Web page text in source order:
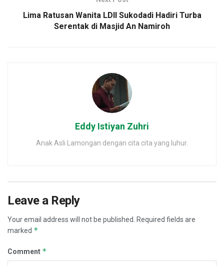
Lima Ratusan Wanita LDII Sukodadi Hadiri Turba
Serentak di Masjid An Namiroh
Eddy Istiyan Zuhri
Anak Asli Lamongan dengan cita cita yang luhur.
Leave a Reply
Your email address will not be published.
Required fields are
marked *
Comment *